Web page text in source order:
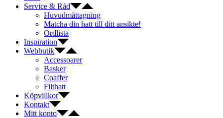
Service & Råd
Huvudmåttagning
Matcha din hatt till ditt ansikte!
Ordlista
Inspiration
Webbutik
Accessoarer
Basker
Coaffer
Filthatt
Köpvillkor
Kontakt
Mitt konto